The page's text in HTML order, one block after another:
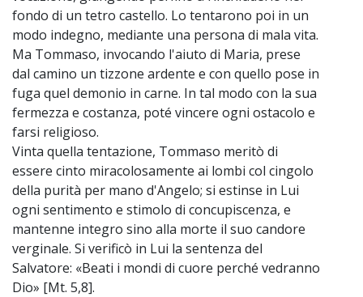
fondo di un tetro castello. Lo tentarono poi in un
modo indegno, mediante una persona di mala vita.
Ma Tommaso, invocando l'aiuto di Maria, prese
dal camino un tizzone ardente e con quello pose in
fuga quel demonio in carne. In tal modo con la sua
fermezza e costanza, poté vincere ogni ostacolo e
farsi religioso.
Vinta quella tentazione, Tommaso meritò di
essere cinto miracolosamente ai lombi col cingolo
della purità per mano d'Angelo; si estinse in Lui
ogni sentimento e stimolo di concupiscenza, e
mantenne integro sino alla morte il suo candore
verginale. Si verificò in Lui la sentenza del
Salvatore: «Beati i mondi di cuore perché vedranno
Dio» [Mt. 5,8].